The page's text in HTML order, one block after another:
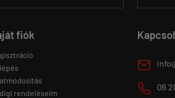
fiók
rendeléseim
E
M 06